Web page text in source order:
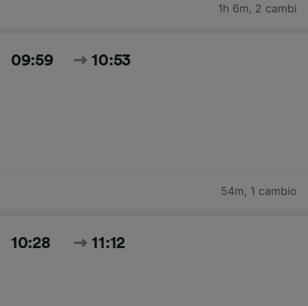
1h 6m, 2 cambi
09:59 10:53
54m, 1 cambio
10:28 11:12